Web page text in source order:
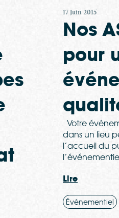
17 Juin 2015
Nos
pour
Votre
dans un lieu
l’accueil du
Lire
Événementiel